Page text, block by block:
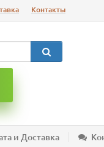
Контакты
и Доставка